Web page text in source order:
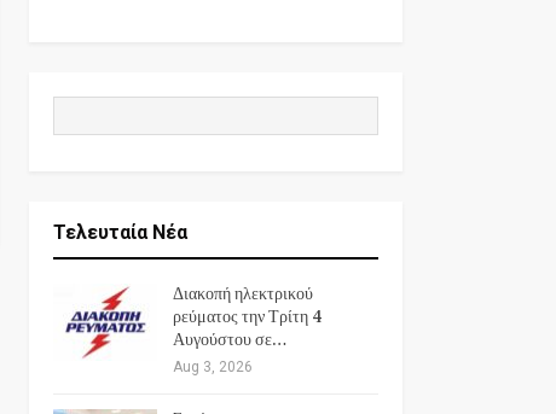
Τελευταία Νέα
Διακοπή ηλεκτρικού
ρεύματος την Τρίτη 4
Αυγούστου σε…
Aug 3, 2026